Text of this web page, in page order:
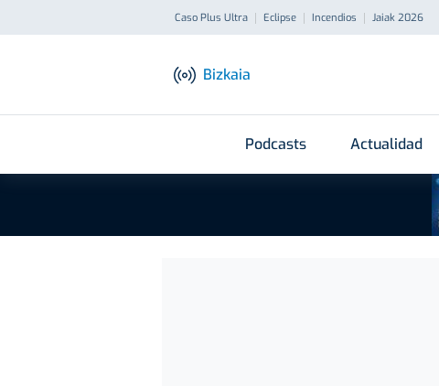
Caso Plus Ultra Eclipse Incendios Jaiak 2026
Bizkaia
Podcasts Actualidad